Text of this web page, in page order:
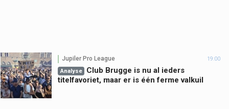
Jupiler Pro League 19:00
Analyse
Club Brugge is nu al ieders
titelfavoriet, maar er is één ferme valkuil